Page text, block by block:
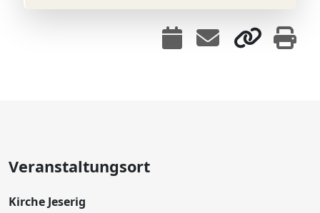
Veranstaltungsort
Kirche Jeserig